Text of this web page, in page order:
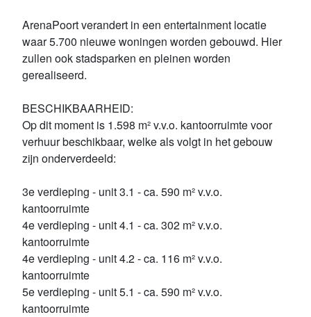
ArenaPoort verandert in een entertainment locatie
waar 5.700 nieuwe woningen worden gebouwd. Hier
zullen ook stadsparken en pleinen worden
gerealiseerd.
BESCHIKBAARHEID:
Op dit moment is 1.598 m² v.v.o. kantoorruimte voor
verhuur beschikbaar, welke als volgt in het gebouw
zijn onderverdeeld:
3e verdieping - unit 3.1 - ca. 590 m² v.v.o.
kantoorruimte
4e verdieping - unit 4.1 - ca. 302 m² v.v.o.
kantoorruimte
4e verdieping - unit 4.2 - ca. 116 m² v.v.o.
kantoorruimte
5e verdieping - unit 5.1 - ca. 590 m² v.v.o.
kantoorruimte